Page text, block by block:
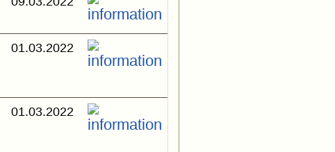
01.03.2022
01.03.2022